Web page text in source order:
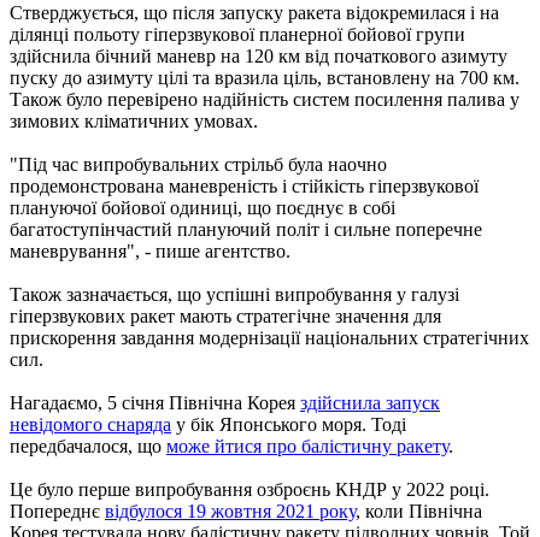
Стверджується, що після запуску ракета відокремилася і на
ділянці польоту гіперзвукової планерної бойової групи
здійснила бічний маневр на 120 км від початкового азимуту
пуску до азимуту цілі та вразила ціль, встановлену на 700 км.
Також було перевірено надійність систем посилення палива у
зимових кліматичних умовах.
"Під час випробувальних стрільб була наочно
продемонстрована маневреність і стійкість гіперзвукової
плануючої бойової одиниці, що поєднує в собі
багатоступінчастий плануючий політ і сильне поперечне
маневрування", - пише агентство.
Також зазначається, що успішні випробування у галузі
гіперзвукових ракет мають стратегічне значення для
прискорення завдання модернізації національних стратегічних
сил.
Нагадаємо, 5 січня Північна Корея здійснила запуск
невідомого снаряда у бік Японського моря. Тоді
передбачалося, що може йтися про балістичну ракету.
Це було перше випробування озброєнь КНДР у 2022 році.
Попереднє відбулося 19 жовтня 2021 року, коли Північна
Корея тестувала нову балістичну ракету підводних човнів. Той